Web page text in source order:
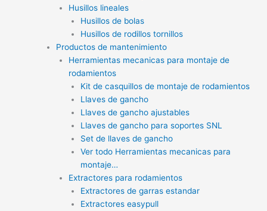
Husillos lineales
Husillos de bolas
Husillos de rodillos tornillos
Productos de mantenimiento
Herramientas mecanicas para montaje de
rodamientos
Kit de casquillos de montaje de rodamientos
Llaves de gancho
Llaves de gancho ajustables
Llaves de gancho para soportes SNL
Set de llaves de gancho
Ver todo Herramientas mecanicas para
montaje…
Extractores para rodamientos
Extractores de garras estandar
Extractores easypull